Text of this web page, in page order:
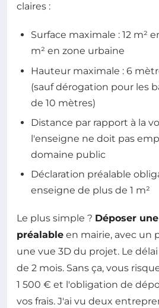
claires :
Surface maximale : 12 m²
m² en zone urbaine
Hauteur maximale : 6
(sauf dérogation pour les
de 10 mètres)
Distance par rapport à la
l'enseigne ne doit pas
domaine public
Déclaration préalable
enseigne de plus de 1 m²
Le plus simple ? Déposer
préalable en mairie, avec un
une vue 3D du projet. Le
de 2 mois. Sans ça, vous
1 500 € et l'obligation de
vos frais. J'ai vu deux